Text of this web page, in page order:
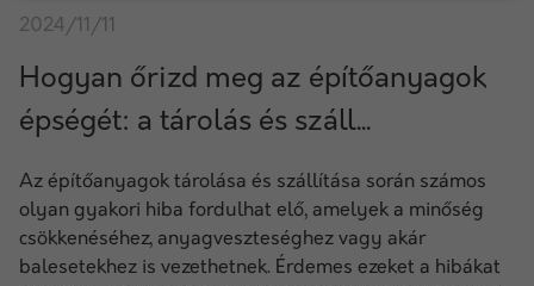
2024/11/11
Hogyan őrizd meg az építőanyagok
épségét: a tárolás és száll...
Az építőanyagok tárolása és szállítása során számos
olyan gyakori hiba fordulhat elő, amelyek a minőség
csökkenéséhez, anyagveszteséghez vagy akár
balesetekhez is vezethetnek. Érdemes ezeket a hibákat